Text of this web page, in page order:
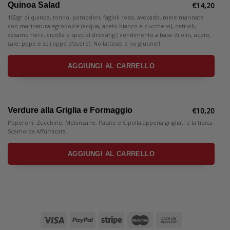
Quinoa Salad €14,20
150gr di quinoa, tonno, pomodori, fagioli rossi, avocado, mele marinate
con marinatura agrodolce (acqua, aceto bianco e zucchero), cetrioli,
sesamo nero, cipolla e special dressing ( condimento a base di olio, aceto,
sale, pepe e sciroppo d'acero). No lattosio e no glutine!!
AGGIUNGI AL CARRELLO
Verdure alla Griglia e Formaggio €10,20
Peperoni, Zucchine, Melanzane, Patate e Cipolla appena grigliati e la tipica
Scamorza Affumicata.
AGGIUNGI AL CARRELLO